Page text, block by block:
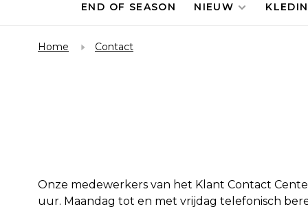
END OF SEASON NIEUW
Home Contact
Onze medewerkers van het Klant Contact
uur. Maandag tot en met vrijdag telefonisch